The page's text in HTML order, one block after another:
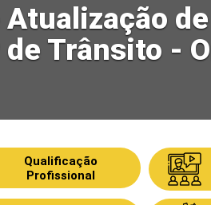
Atualização de
Trânsito -
Qualificação
Profissional